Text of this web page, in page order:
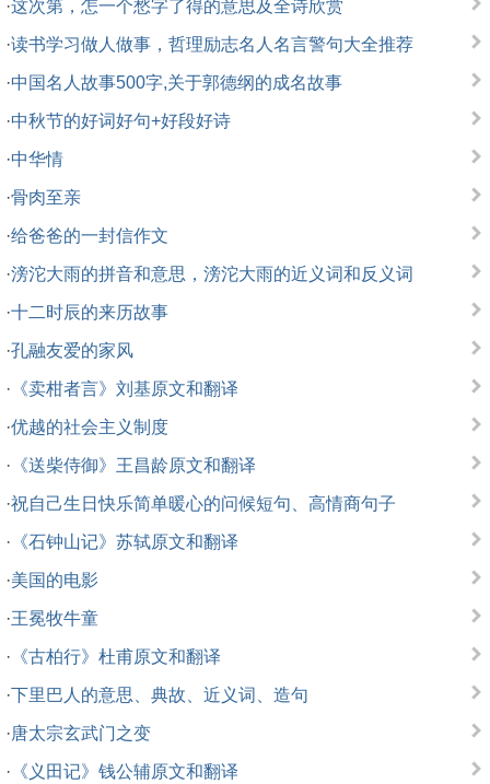
·这次第，怎一个愁字了得的意思及全诗欣赏
·读书学习做人做事，哲理励志名人名言警句大全推荐
·中国名人故事500字,关于郭德纲的成名故事
·中秋节的好词好句+好段好诗
·中华情
·骨肉至亲
·给爸爸的一封信作文
·滂沱大雨的拼音和意思，滂沱大雨的近义词和反义词
·十二时辰的来历故事
·孔融友爱的家风
· 《卖柑者言》刘基原文和翻译
·优越的社会主义制度
· 《送柴侍御》王昌龄原文和翻译
·祝自己生日快乐简单暖心的问候短句、高情商句子
· 《石钟山记》苏轼原文和翻译
·美国的电影
·王冕牧牛童
· 《古柏行》杜甫原文和翻译
·下里巴人的意思、典故、近义词、造句
·唐太宗玄武门之变
· 《义田记》钱公辅原文和翻译